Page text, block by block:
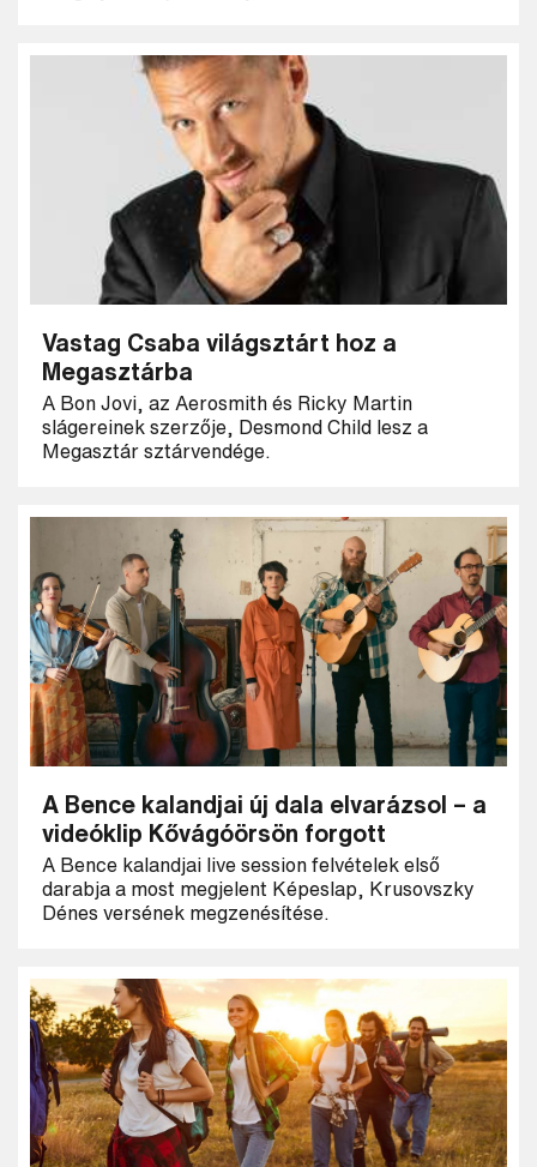
Vastag Csaba világsztárt hoz a
Megasztárba
A Bon Jovi, az Aerosmith és Ricky Martin
slágereinek szerzője, Desmond Child lesz a
Megasztár sztárvendége.
A Bence kalandjai új dala elvarázsol – a
videóklip Kővágóörsön forgott
A Bence kalandjai live session felvételek első
darabja a most megjelent Képeslap, Krusovszky
Dénes versének megzenésítése.